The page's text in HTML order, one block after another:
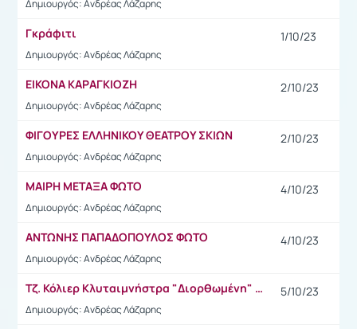
Δημιουργός: Ανδρέας Λάζαρης
Γκράφιτι
Δημιουργός: Ανδρέας Λάζαρης
1/10/23
ΕΙΚΟΝΑ ΚΑΡΑΓΚΙΟΖΗ
Δημιουργός: Ανδρέας Λάζαρης
2/10/23
ΦΙΓΟΥΡΕΣ ΕΛΛΗΝΙΚΟΥ ΘΕΑΤΡΟΥ ΣΚΙΩΝ
Δημιουργός: Ανδρέας Λάζαρης
2/10/23
ΜΑΙΡΗ ΜΕΤΑΞΑ ΦΩΤΟ
Δημιουργός: Ανδρέας Λάζαρης
4/10/23
ΑΝΤΩΝΗΣ ΠΑΠΑΔΟΠΟΥΛΟΣ ΦΩΤΟ
Δημιουργός: Ανδρέας Λάζαρης
4/10/23
Tζ. Κόλιερ Κλυταιμνήστρα "Διορθωμένη" έκδοση 1914
Δημιουργός: Ανδρέας Λάζαρης
5/10/23